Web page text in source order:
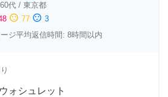
60代 / 東京都
sentiment_neutral 77 sentiment_dissatisfied 3
ジ平均返信時間: 8時間以内
ォシュレット